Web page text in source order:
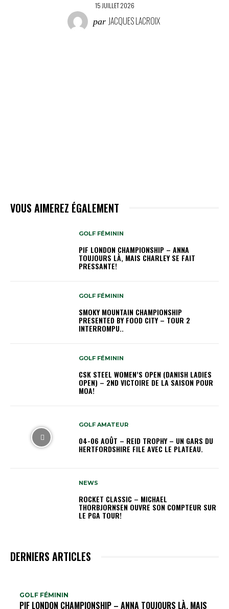
15 JUILLET 2026
par JACQUES LACROIX
VOUS AIMEREZ ÉGALEMENT
GOLF FÉMININ
PIF LONDON CHAMPIONSHIP – ANNA
TOUJOURS LÀ, MAIS CHARLEY SE FAIT
PRESSANTE!
GOLF FÉMININ
SMOKY MOUNTAIN CHAMPIONSHIP
PRESENTED BY FOOD CITY – TOUR 2
INTERROMPU..
GOLF FÉMININ
CSK STEEL WOMEN’S OPEN (DANISH LADIES
OPEN) – 2ND VICTOIRE DE LA SAISON POUR
MOA!
GOLF AMATEUR
04-06 AOÛT – REID TROPHY – UN GARS DU
HERTFORDSHIRE FILE AVEC LE PLATEAU.
NEWS
ROCKET CLASSIC – MICHAEL
THORBJORNSEN OUVRE SON COMPTEUR SUR
LE PGA TOUR!
DERNIERS ARTICLES
GOLF FÉMININ
PIF LONDON CHAMPIONSHIP – ANNA TOUJOURS LÀ, MAIS